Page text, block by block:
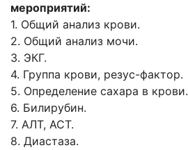
мероприятий:
1. Общий анализ крови.
2. Общий анализ мочи.
3. ЭКГ.
4. Группа крови, резус-фактор.
5. Определение сахара в крови.
6. Билирубин.
7. АЛТ, АСТ.
8. Диастаза.